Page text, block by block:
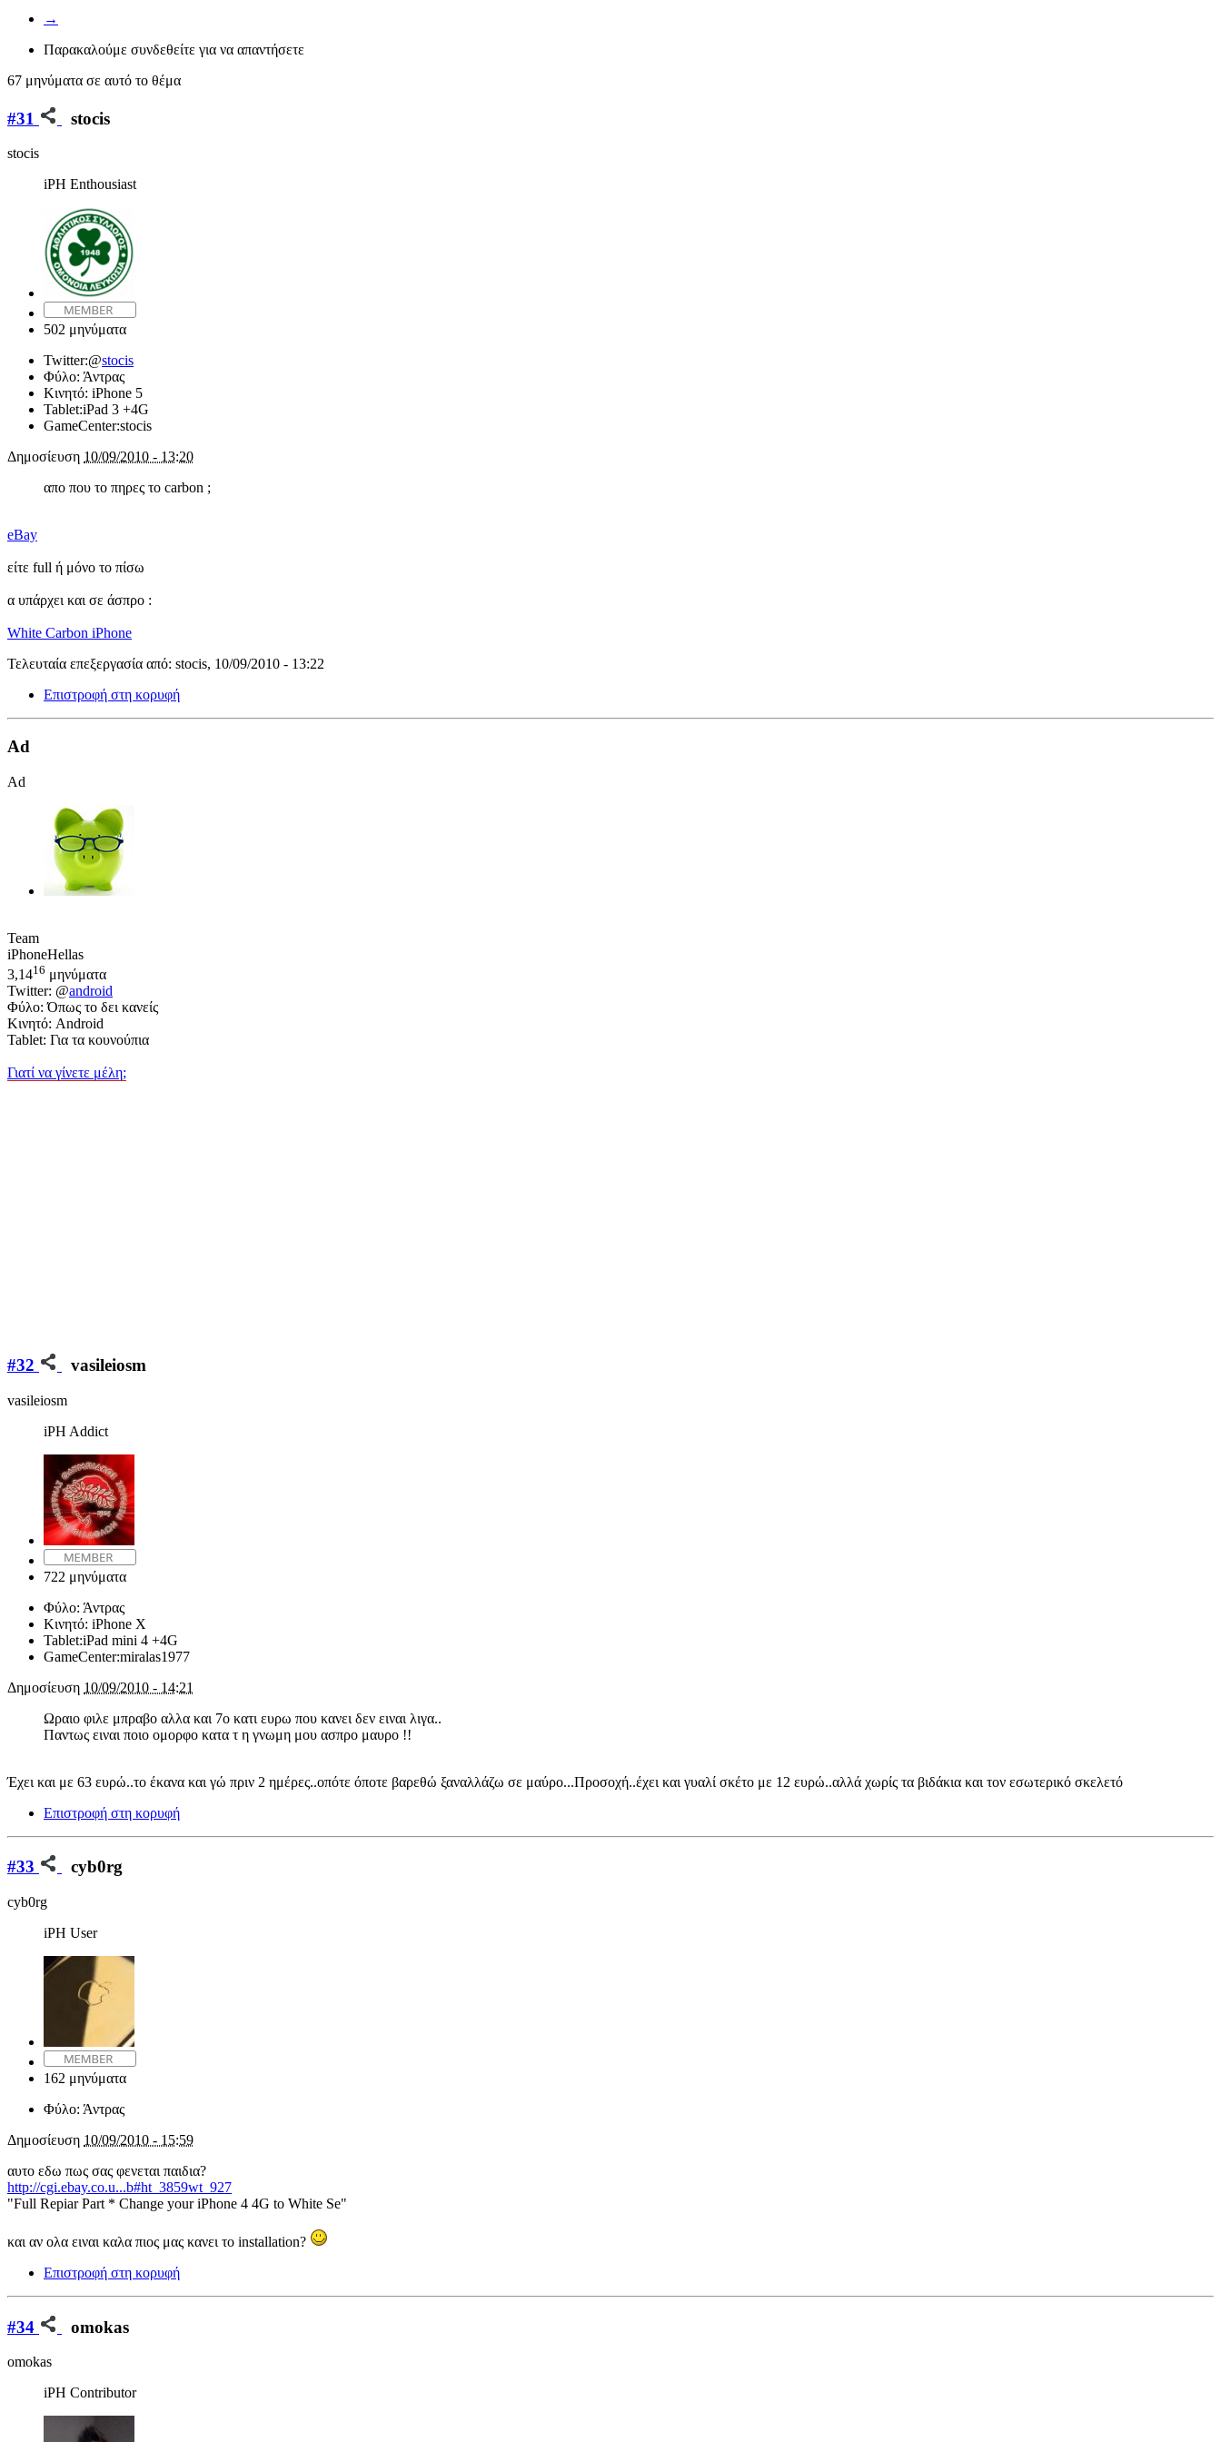
→
Παρακαλούμε συνδεθείτε για να απαντήσετε
67 μηνύματα σε αυτό το θέμα
#31 stocis
stocis
iPH Enthousiast
502 μηνύματα
Twitter:@stocis
Φύλο: Άντρας
Κινητό: iPhone 5
Tablet:iPad 3 +4G
GameCenter:stocis
Δημοσίευση 10/09/2010 - 13:20
απο που το πηρες το carbon ;
eBay
είτε full ή μόνο το πίσω
α υπάρχει και σε άσπρο :
White Carbon iPhone
Τελευταία επεξεργασία από: stocis, 10/09/2010 - 13:22
Επιστροφή στη κορυφή
Ad
Ad
Team
iPhoneHellas
3,1416 μηνύματα
Twitter: @android
Φύλο: Όπως το δει κανείς
Κινητό: Android
Tablet: Για τα κουνούπια
Γιατί να γίνετε μέλη;
#32 vasileiosm
vasileiosm
iPH Addict
722 μηνύματα
Φύλο: Άντρας
Κινητό: iPhone X
Tablet:iPad mini 4 +4G
GameCenter:miralas1977
Δημοσίευση 10/09/2010 - 14:21
Ωραιο φιλε μπραβο αλλα και 7ο κατι ευρω που κανει δεν ειναι λιγα..
Παντως ειναι ποιο ομορφο κατα τ η γνωμη μου ασπρο μαυρο !!
Έχει και με 63 ευρώ..το έκανα και γώ πριν 2 ημέρες..οπότε όποτε βαρεθώ ξαναλλάζω σε μαύρο...Προσοχή..έχει και γυαλί σκέτο με 12 ευρώ..αλλά χωρίς τα βιδάκια και τον εσωτερικό σκελετό
Επιστροφή στη κορυφή
#33 cyb0rg
cyb0rg
iPH User
162 μηνύματα
Φύλο: Άντρας
Δημοσίευση 10/09/2010 - 15:59
αυτο εδω πως σας φενεται παιδια?
http://cgi.ebay.co.u...b#ht_3859wt_927
"Full Repiar Part * Change your iPhone 4 4G to White Se"
και αν ολα ειναι καλα πιος μας κανει το installation?
Επιστροφή στη κορυφή
#34 omokas
omokas
iPH Contributor